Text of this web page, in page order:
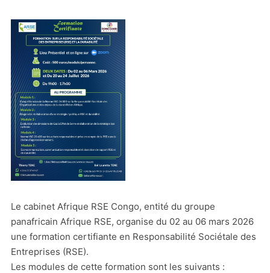
Le cabinet Afrique RSE Congo, entité du groupe
panafricain Afrique RSE, organise du 02 au 06 mars 2026
une formation certifiante en Responsabilité Sociétale des
Entreprises (RSE).
Les modules de cette formation sont les suivants :